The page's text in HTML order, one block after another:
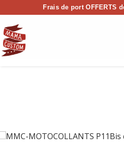
Frais de port OFFERTS